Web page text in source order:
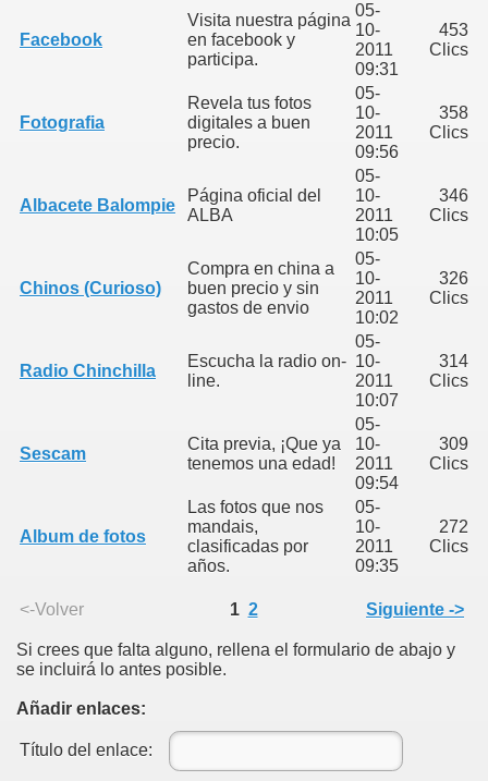
Facebook
Visita nuestra página
en facebook y
participa.
05-
10-
2011
09:31
453
Clics
Fotografia
Revela tus fotos
digitales a buen
precio.
05-
10-
2011
09:56
358
Clics
Albacete Balompie
Página oficial del
ALBA
05-
10-
2011
10:05
346
Clics
Chinos (Curioso)
Compra en china a
buen precio y sin
gastos de envio
05-
10-
2011
10:02
326
Clics
Radio Chinchilla
Escucha la radio on-
line.
05-
10-
2011
10:07
314
Clics
Sescam
Cita previa, ¡Que ya
tenemos una edad!
05-
10-
2011
09:54
309
Clics
Album de fotos
Las fotos que nos
mandais,
clasificadas por
años.
05-
10-
2011
09:35
272
Clics
<-Volver 1 2 Siguiente ->
Si crees que falta alguno, rellena el formulario de abajo y
se incluirá lo antes posible.
Añadir enlaces:
Título del enlace: